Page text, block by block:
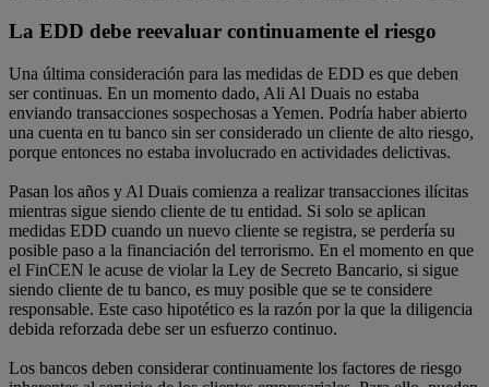
La EDD debe reevaluar continuamente el riesgo
Una última consideración para las medidas de EDD es que deben
ser continuas. En un momento dado, Ali Al Duais no estaba
enviando transacciones sospechosas a Yemen. Podría haber abierto
una cuenta en tu banco sin ser considerado un cliente de alto riesgo,
porque entonces no estaba involucrado en actividades delictivas.
Pasan los años y Al Duais comienza a realizar transacciones ilícitas
mientras sigue siendo cliente de tu entidad. Si solo se aplican
medidas EDD cuando un nuevo cliente se registra, se perdería su
posible paso a la financiación del terrorismo. En el momento en que
el FinCEN le acuse de violar la Ley de Secreto Bancario, si sigue
siendo cliente de tu banco, es muy posible que se te considere
responsable. Este caso hipotético es la razón por la que la diligencia
debida reforzada debe ser un esfuerzo continuo.
Los bancos deben considerar continuamente los factores de riesgo